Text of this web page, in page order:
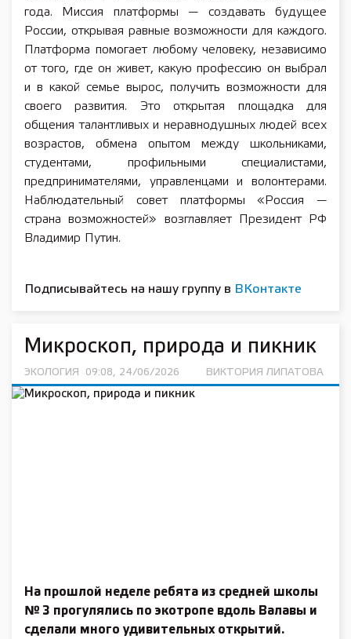
года. Миссия платформы — создавать будущее
России, открывая равные возможности для каждого.
Платформа помогает любому человеку, независимо
от того, где он живет, какую профессию он выбрал
и в какой семье вырос, получить возможности для
своего развития. Это открытая площадка для
общения талантливых и неравнодушных людей всех
возрастов, обмена опытом между школьниками,
студентами, профильными специалистами,
предпринимателями, управленцами и волонтерами.
Наблюдательный совет платформы «Россия —
страна возможностей» возглавляет Президент РФ
Владимир Путин.
Подписывайтесь на нашу группу в ВКонтакте
Микроскоп, природа и пикник
ЭКОЛОГИЯ 09:08, 24/06/2026 ВИКТОРИЯ ЛИПАТОВА
На прошлой неделе ребята из средней школы
№ 3 прогулялись по экотропе вдоль Валавы и
сделали много удивительных открытий.